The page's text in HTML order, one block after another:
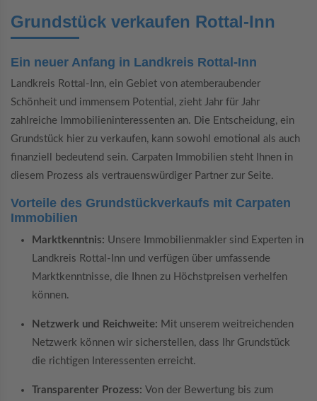
Grundstück verkaufen Rottal-Inn
Ein neuer Anfang in Landkreis Rottal-Inn
Landkreis Rottal-Inn, ein Gebiet von atemberaubender
Schönheit und immensem Potential, zieht Jahr für Jahr
zahlreiche Immobilieninteressenten an. Die Entscheidung, ein
Grundstück hier zu verkaufen, kann sowohl emotional als auch
finanziell bedeutend sein. Carpaten Immobilien steht Ihnen in
diesem Prozess als vertrauenswürdiger Partner zur Seite.
Vorteile des Grundstückverkaufs mit Carpaten
Immobilien
Marktkenntnis: Unsere Immobilienmakler sind Experten in
Landkreis Rottal-Inn und verfügen über umfassende
Marktkenntnisse, die Ihnen zu Höchstpreisen verhelfen
können.
Netzwerk und Reichweite: Mit unserem weitreichenden
Netzwerk können wir sicherstellen, dass Ihr Grundstück
die richtigen Interessenten erreicht.
Transparenter Prozess: Von der Bewertung bis zum